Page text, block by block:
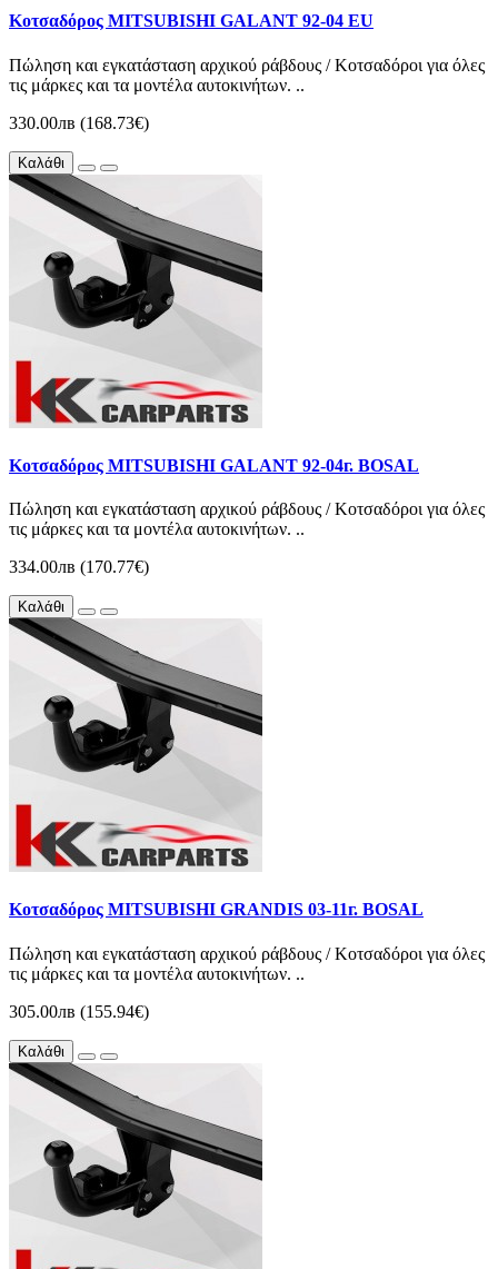
Κοτσαδόρος MITSUBISHI GALANT 92-04 EU
Πώληση και εγκατάσταση αρχικού ράβδους / Κοτσαδόροι για όλες
τις μάρκες και τα μοντέλα αυτοκινήτων. ..
330.00лв (168.73€)
Καλάθι
Κοτσαδόρος MITSUBISHI GALANT 92-04г. BOSAL
Πώληση και εγκατάσταση αρχικού ράβδους / Κοτσαδόροι για όλες
τις μάρκες και τα μοντέλα αυτοκινήτων. ..
334.00лв (170.77€)
Καλάθι
Κοτσαδόρος MITSUBISHI GRANDIS 03-11г. BOSAL
Πώληση και εγκατάσταση αρχικού ράβδους / Κοτσαδόροι για όλες
τις μάρκες και τα μοντέλα αυτοκινήτων. ..
305.00лв (155.94€)
Καλάθι